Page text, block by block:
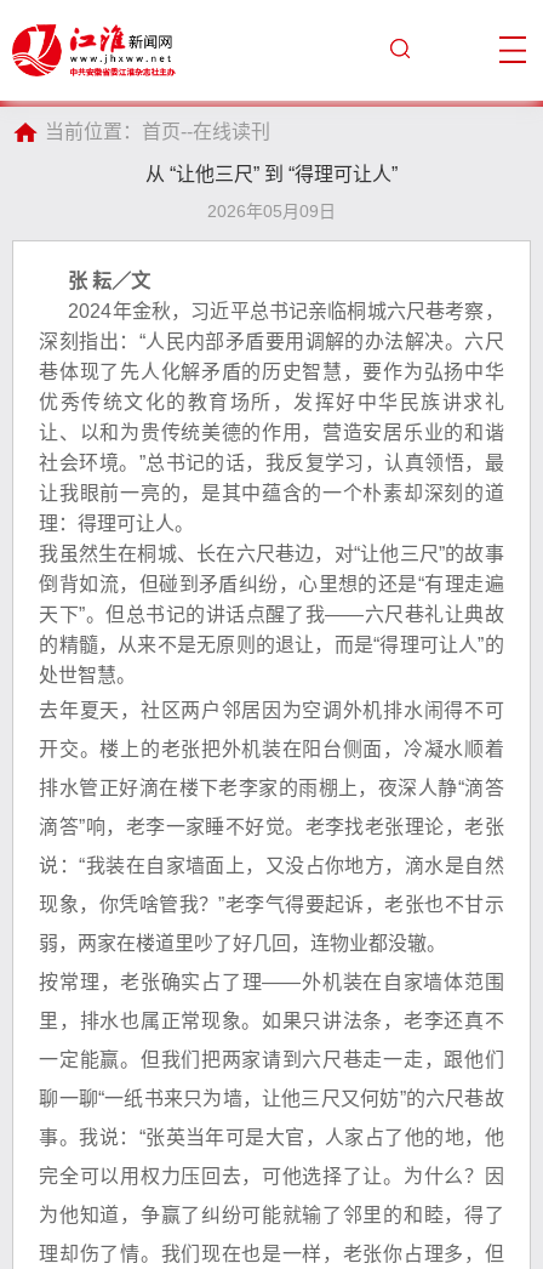
当前位置： 首页--在线读刊
从 “让他三尺” 到 “得理可让人”
2026年05月09日
张 耘／文
2024年金秋，习近平总书记亲临桐城六尺巷考察，
深刻指出：“人民内部矛盾要用调解的办法解决。六尺
巷体现了先人化解矛盾的历史智慧，要作为弘扬中华
优秀传统文化的教育场所，发挥好中华民族讲求礼
让、以和为贵传统美德的作用，营造安居乐业的和谐
社会环境。”总书记的话，我反复学习，认真领悟，最
让我眼前一亮的，是其中蕴含的一个朴素却深刻的道
理：得理可让人。
我虽然生在桐城、长在六尺巷边，对“让他三尺”的故事
倒背如流，但碰到矛盾纠纷，心里想的还是“有理走遍
天下”。但总书记的讲话点醒了我——六尺巷礼让典故
的精髓，从来不是无原则的退让，而是“得理可让人”的
处世智慧。
去年夏天，社区两户邻居因为空调外机排水闹得不可
开交。楼上的老张把外机装在阳台侧面，冷凝水顺着
排水管正好滴在楼下老李家的雨棚上，夜深人静“滴答
滴答”响，老李一家睡不好觉。老李找老张理论，老张
说：“我装在自家墙面上，又没占你地方，滴水是自然
现象，你凭啥管我？”老李气得要起诉，老张也不甘示
弱，两家在楼道里吵了好几回，连物业都没辙。
按常理，老张确实占了理——外机装在自家墙体范围
里，排水也属正常现象。如果只讲法条，老李还真不
一定能赢。但我们把两家请到六尺巷走一走，跟他们
聊一聊“一纸书来只为墙，让他三尺又何妨”的六尺巷故
事。我说：“张英当年可是大官，人家占了他的地，他
完全可以用权力压回去，可他选择了让。为什么？因
为他知道，争赢了纠纷可能就输了邻里的和睦，得了
理却伤了情。我们现在也是一样，老张你占理多，但